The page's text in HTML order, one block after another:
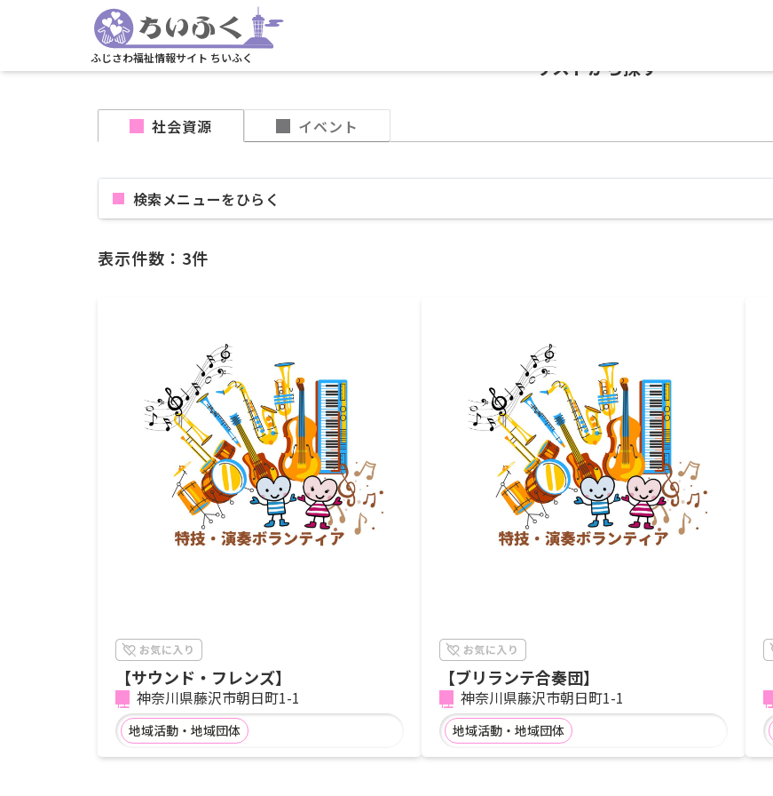
ふじさわ福祉情報サイト ちいふく リストから探す
社会資源 イベント
検索メニューを
表示件数：3件
【サウンド・フレンズ】
神奈川県藤沢市朝日町1-1
地域活動・地域団体
【ブリランテ合奏団】
神奈川県藤沢市朝日町1-1
地域活動・地域団体